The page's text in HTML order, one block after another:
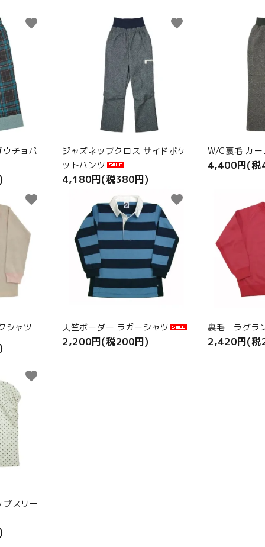
チョパ
favorite
ジャズネップクロス サイドポケ
ットパンツ
4,180円(税380円)
favorite
W/C裏毛 カー
4,400円(税
シャツ
favorite
天竺ボーダー ラガーシャツ
2,200円(税200円)
favorite
裏毛 ラグラ
2,420円(税
スリー
favorite